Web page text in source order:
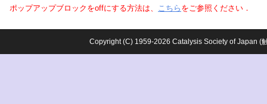
ポップアップブロックをoffにする方法は、 こちら をご参照ください．
Copyright (C) 1959-2026 Catalysis Society of Japan (